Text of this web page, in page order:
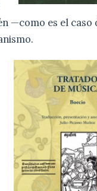
—como es el caso